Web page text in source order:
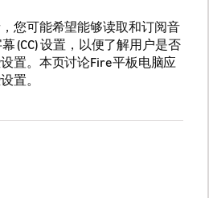
您可能希望能够读取和订阅音
(CC) 设置，以便了解用户是否
置。本页讨论Fire平板电脑应
置。